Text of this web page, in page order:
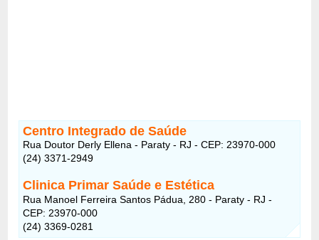
Centro Integrado de Saúde
Rua Doutor Derly Ellena - Paraty - RJ - CEP: 23970-000
(24) 3371-2949
Clinica Primar Saúde e Estética
Rua Manoel Ferreira Santos Pádua, 280 - Paraty - RJ -
CEP: 23970-000
(24) 3369-0281